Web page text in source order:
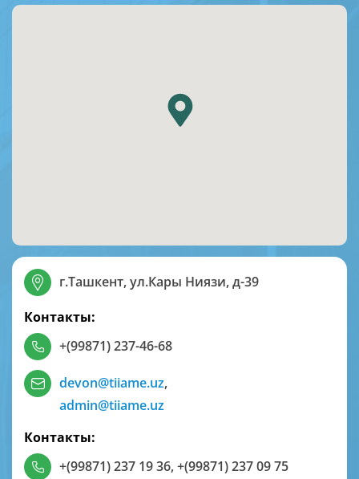
г.Ташкент, ул.Кары Ниязи, д-39
Контакты:
+(99871) 237-46-68
devon@tiiame.uz,
admin@tiiame.uz
Контакты:
+(99871) 237 19 36,+(99871) 237 09 75